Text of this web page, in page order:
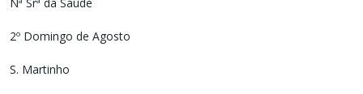
2º Domingo de Agosto
S. Martinho